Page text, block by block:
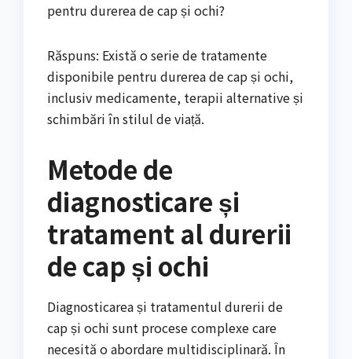
pentru durerea de cap și ochi?
Răspuns: Există o serie de tratamente
disponibile pentru durerea de cap și ochi,
inclusiv medicamente, terapii alternative și
schimbări în stilul de viață.
Metode de
diagnosticare și
tratament al durerii
de cap și ochi
Diagnosticarea și tratamentul durerii de
cap și ochi sunt procese complexe care
necesită o abordare multidisciplinară. În